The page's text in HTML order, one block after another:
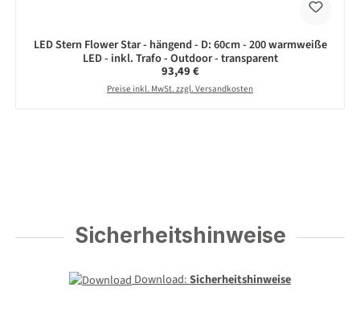
LED Stern Flower Star - hängend - D: 60cm - 200 warmweiße
LED - inkl. Trafo - Outdoor - transparent
Regulärer Preis:
93,49 €
Preise inkl. MwSt. zzgl. Versandkosten
Sicherheitshinweise
Download:Sicherheitshinweise